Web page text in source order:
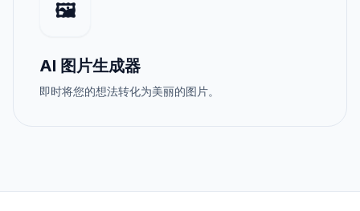
🖼️
AI 图片生成器
即时将您的想法转化为美丽的图片。